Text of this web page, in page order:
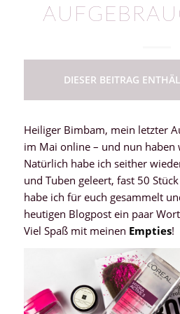
DIESER BEITRAG
Heiliger Bimbam, mein letzter
im Mai online – und nun haben
Natürlich habe ich seither
und Tuben geleert, fast 50
habe ich für euch gesammelt
heutigen Blogpost ein paar
Viel Spaß mit meinen Empties!